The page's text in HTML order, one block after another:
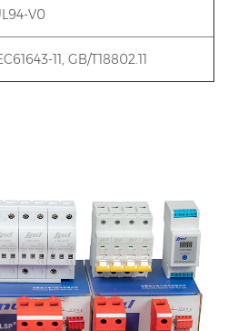
V0
11, GB/T18802.11